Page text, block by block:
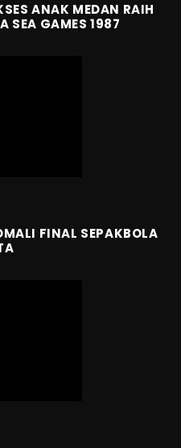
ANAK MEDAN RAIH
SEA GAMES 1987
FINAL SEPAKBOLA